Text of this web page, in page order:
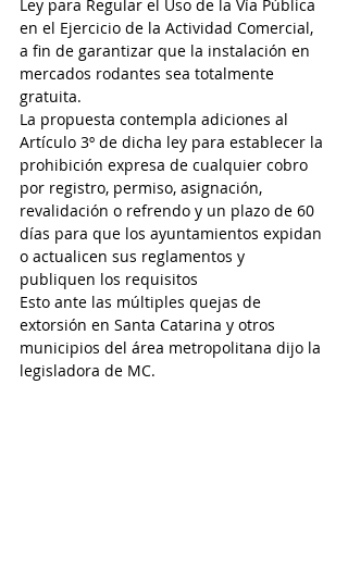
Ley para Regular el Uso de la Vía Pública
en el Ejercicio de la Actividad Comercial,
a fin de garantizar que la instalación en
mercados rodantes sea totalmente
gratuita.
La propuesta contempla adiciones al
Artículo 3º de dicha ley para establecer la
prohibición expresa de cualquier cobro
por registro, permiso, asignación,
revalidación o refrendo y un plazo de 60
días para que los ayuntamientos expidan
o actualicen sus reglamentos y
publiquen los requisitos
Esto ante las múltiples quejas de
extorsión en Santa Catarina y otros
municipios del área metropolitana dijo la
legisladora de MC.